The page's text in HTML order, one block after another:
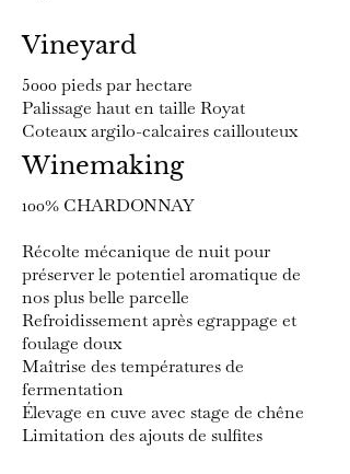
Vineyard
5000 pieds par hectare
Palissage haut en taille Royat
Coteaux argilo-calcaires caillouteux
Winemaking
100% CHARDONNAY
Récolte mécanique de nuit pour
préserver le potentiel aromatique de
nos plus belle parcelle
Refroidissement après egrappage et
foulage doux
Maîtrise des températures de
fermentation
Élevage en cuve avec stage de chêne
Limitation des ajouts de sulfites